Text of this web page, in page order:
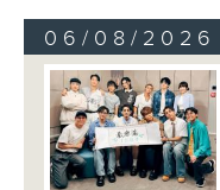
06/08/2026